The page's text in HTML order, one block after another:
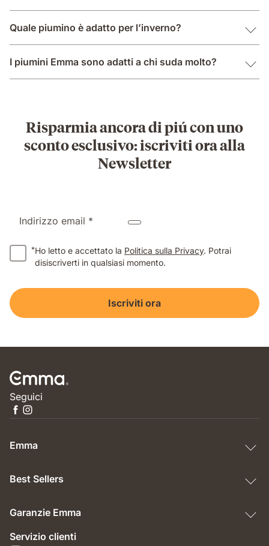
Quale piumino è adatto per l’inverno?
I piumini Emma sono adatti a chi suda molto?
Risparmia ancora di piú con uno
sconto esclusivo: iscriviti ora alla
Newsletter
Indirizzo email *
*Ho letto e accettato la Politica sulla Privacy. Potrai
disiscriverti in qualsiasi momento.
Iscriviti ora
Seguici
Emma
Best Sellers
Garanzie Emma
Servizio clienti